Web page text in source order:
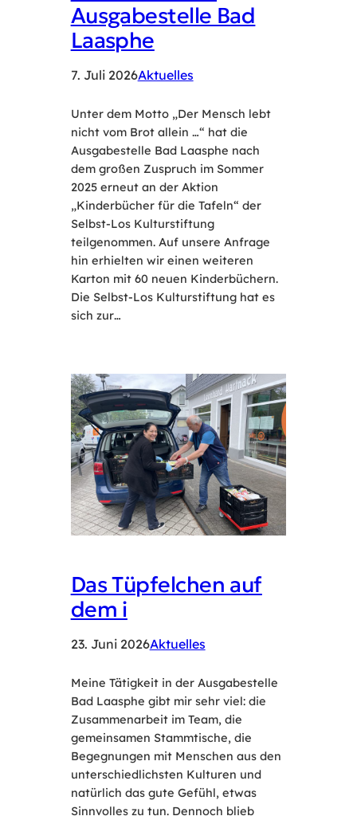
Ausgabestelle Bad
Laasphe
7. Juli 2026Aktuelles
Unter dem Motto „Der Mensch lebt
nicht vom Brot allein …“ hat die
Ausgabestelle Bad Laasphe nach
dem großen Zuspruch im Sommer
2025 erneut an der Aktion
„Kinderbücher für die Tafeln“ der
Selbst-Los Kulturstiftung
teilgenommen. Auf unsere Anfrage
hin erhielten wir einen weiteren
Karton mit 60 neuen Kinderbüchern.
Die Selbst-Los Kulturstiftung hat es
sich zur…
Das Tüpfelchen auf
dem i
23. Juni 2026Aktuelles
Meine Tätigkeit in der Ausgabestelle
Bad Laasphe gibt mir sehr viel: die
Zusammenarbeit im Team, die
gemeinsamen Stammtische, die
Begegnungen mit Menschen aus den
unterschiedlichsten Kulturen und
natürlich das gute Gefühl, etwas
Sinnvolles zu tun. Dennoch blieb